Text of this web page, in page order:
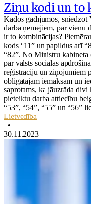
Ziņu kodi un to
Kādos gadījumos, sniedzot
darba ņēmējiem, par vienu
ir to kombinācijas?
kods “11” un papildus arī
“82”. No Ministru
par valsts sociālās
reģistrāciju un ziņojumiem
obligātajām iemaksām un
saprotams, ka jāuzrāda
pieteiktu darba attiecību
“53”, “54”, “55” un “56”
Lietvedība
•
30.11.2023